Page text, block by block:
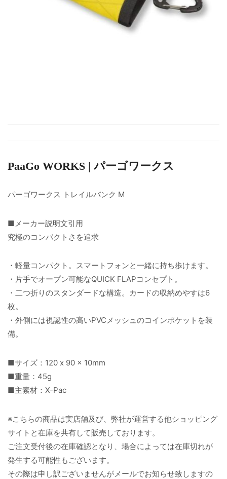
PaaGo WORKS | パーゴワークス
パーゴワークス トレイルバンク M
■メーカー説明文引用
究極のコンパクトさを追求
・軽量コンパクト。スマートフォンと一緒に持ち歩けます。
・片手でオープン可能なQUICK FLAPコンセプト。
・二つ折りのスタンダードな構造。カードの収納めやすは6
枚。
・外側には視認性の高いPVCメッシュのコインポケットを装
備。
■サイズ：120 x 90 x 10mm
■重量：45g
■主素材：X-Pac
※こちらの商品は実店舗及び、弊社が運営する他ショッピング
サイトと在庫を共有して販売しております。
ご注文受付後の在庫確認となり、場合によっては在庫切れが
発生する可能性もございます。
その際は申し訳ございませんがメールでお知らせ致しますの